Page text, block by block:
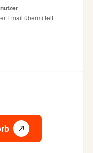
Email übermittelt